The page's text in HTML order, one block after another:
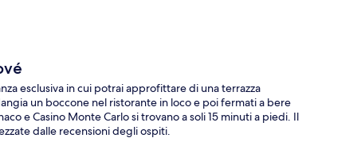
esclusiva in cui potrai approfittare di una terrazza
un boccone nel ristorante in loco e poi fermati a bere
e Casino Monte Carlo si trovano a soli 15 minuti a piedi. Il
dalle recensioni degli ospiti.